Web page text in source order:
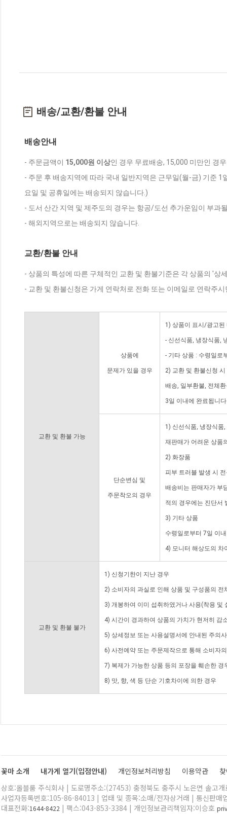
배송/교환/환불 안내
배송안내
- 주문금액이 15,000원 이상인 경우 무료배송, 15,000 미만인 경
- 주문 후 배송지역에 따라 국내 일반지역은 근무일(월-금) 기준
요일 및 공휴일에는 배송되지 않습니다.)
- 도서 산간 지역 및 제주도의 경우는 항공/도선 추가운임이 부과
- 해외지역으로는 배송되지 않습니다.
교환/환불 안내
- 상품의 특성에 따른 구체적인 교환 및 환불기준은 각 상품의 '상
- 교환 및 환불신청은 가게 연락처로 전화 또는 이메일로 연락주
교환 및 환불 가능
상품에
문제가 있을 경우
1) 상품이 표시/광고된
- 신선식품, 냉장식품,
- 기타 상품 : 수령일로
2) 교환 및 환불신청
배송, 일부환불, 전체
3일 이내에 완료됩니
단순변심 및
주문착오의 경우
1) 신선식품, 냉장식품
재판매가 어려운 상품
2) 화장품
피부 트러블 발생 시
배송비는 판매자가 부
적의 경우에는 진단서
3) 기타 상품
수령일로부터 7일 이
4) 모니터 해상도의 차
교환 및 환불 불가
1) 신청기한이 지난 경우
2) 소비자의 과실로 인해 상품 및 구성품의
3) 개봉하여 이미 섭취하였거나 사용(착용 및
4) 시간이 경과하여 상품의 가치가 현저히 감
5) 상세정보 또는 사용설명서에 안내된 주의
6) 사전예약 또는 주문제작으로 통해 소비자
7) 복제가 가능한 상품 등의 포장을 훼손한 경
8) 맛, 향, 색 등 단순 기호차이에 의한 경우
꽃마 소개 내가게 열기(입점안내) 개인정보처리방침 이용약관
상호:올블룸 주식회사 | 도로명주소:(27453) 충청북도 충주시 노은면 솔고
사업자등록번호:105-86-84013 | 업태 및 종목:소매/전자상거래 | 통신판매
대표전화:1644-8422 | 팩스:043-853-3384 | 개인정보관리책임자:이승호